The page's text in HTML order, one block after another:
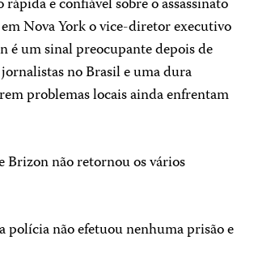
e confiável sobre o assassinato
Nova York o vice-diretor executivo
é um sinal preocupante depois de
no Brasil e uma dura
problemas locais ainda enfrentam
Brizon não retornou os vários
não efetuou nenhuma prisão e